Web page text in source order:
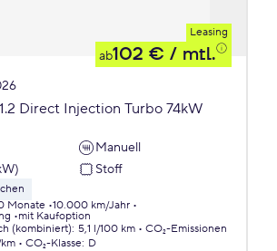
Leasing
ab102 € / mtl.
1.2 Direct Injection Turbo 74kW
Manuell
Stoff
Monate 10.000 km/Jahr
mit Kaufoption
(kombiniert): 5,1 l/100 km
CO₂-Emissionen
km CO₂-Klasse: D